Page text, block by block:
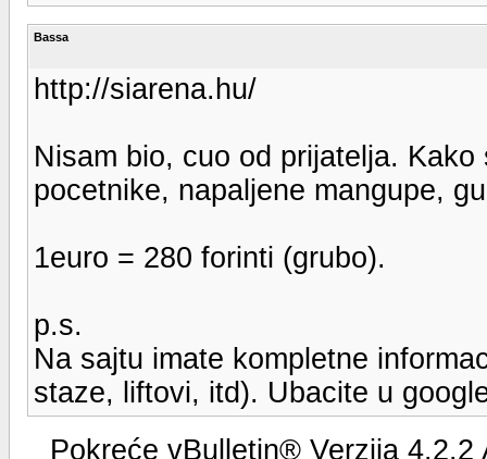
Bassa
http://siarena.hu/
Nisam bio, cuo od prijatelja.
pocetnike, napaljene mangupe,
1euro = 280 forinti (grubo).
p.s.
Na sajtu imate kompletne
staze, liftovi, itd). Ubacite u
Pokreće vBulletin® Verzija